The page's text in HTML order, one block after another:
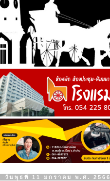
วันพุธที่ 11 มกราคม พ.ศ. 2566